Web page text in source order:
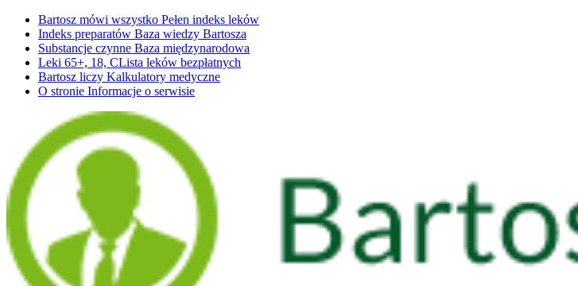
Bartosz mówi wszystko Pełen indeks leków
Indeks preparatów Baza wiedzy Bartosza
Substancje czynne Baza międzynarodowa
Leki 65+, 18, CLista leków bezpłatnych
Bartosz liczy Kalkulatory medyczne
O stronie Informacje o serwisie